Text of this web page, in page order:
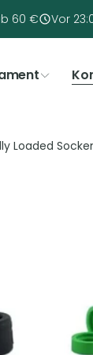
60 € Vor
Loaded